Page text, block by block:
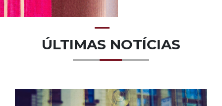
ÚLTIMAS NOTÍCIAS